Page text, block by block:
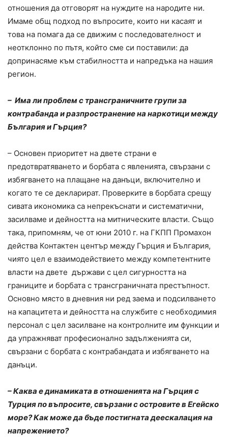
отношения да отговорят на нуждите на народите ни.
Имаме общ подход по въпросите, които ни касаят и
това на помага да се движим с последователност и
неотклонно по пътя, който сме си поставили: да
допринасяме към стабилността и напредъка на нашия
регион.
– Има ли проблем с трансграничните групи за
контрабанда и разпространение на наркотици между
България и Гърция?
– Основен приоритет на двете страни е
предотвратяването и борбата с явленията, свързани с
избягването на плащане на данъци, включително и
когато те се декларират. Проверките в борбата срещу
сивата икономика са непрекъснати и систематични,
засилваме и дейността на митническите власти. Също
така, припомням, че от юни 2010 г. на ГКПП Промахон
действа Контактен център между Гърция и България,
чиято цел е взаимодействието между компетентните
власти на двете държави с цел сигурността на
границите и борбата с трансграничната престъпност.
Основно място в дневния ни ред заема и подсилването
на капацитета и дейността на службите с необходимия
персонал с цел засилване на контролните им функции и
да упражняват професионално задълженията си,
свързани с борбата с контрабандата и избягването на
данъци.
– Каква е динамиката в отношенията на Гърция с
Турция по въпросите, свързани с островите в Егейско
море? Как може да бъде постигната деескалация на
напрежението?